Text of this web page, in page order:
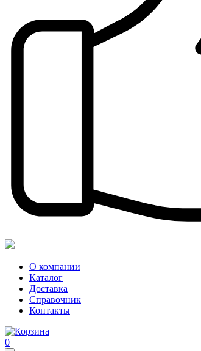
О компании
Каталог
Доставка
Справочник
Контакты
0